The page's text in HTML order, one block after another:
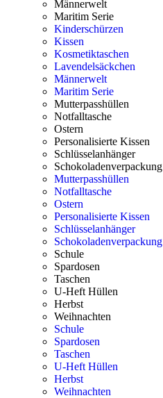
Männerwelt
Maritim Serie
Kinderschürzen
Kissen
Kosmetiktaschen
Lavendelsäckchen
Männerwelt
Maritim Serie
Mutterpasshüllen
Notfalltasche
Ostern
Personalisierte Kissen
Schlüsselanhänger
Schokoladenverpackung
Mutterpasshüllen
Notfalltasche
Ostern
Personalisierte Kissen
Schlüsselanhänger
Schokoladenverpackung
Schule
Spardosen
Taschen
U-Heft Hüllen
Herbst
Weihnachten
Schule
Spardosen
Taschen
U-Heft Hüllen
Herbst
Weihnachten